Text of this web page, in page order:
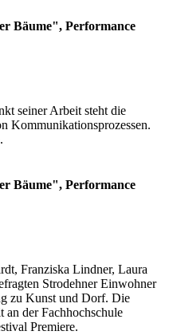
Bäume", Performance
seiner Arbeit steht die
Kommunikationsprozessen.
Bäume", Performance
Franziska Lindner, Laura
Strodehner Einwohner
zu Kunst und Dorf. Die
an der Fachhochschule
Premiere.